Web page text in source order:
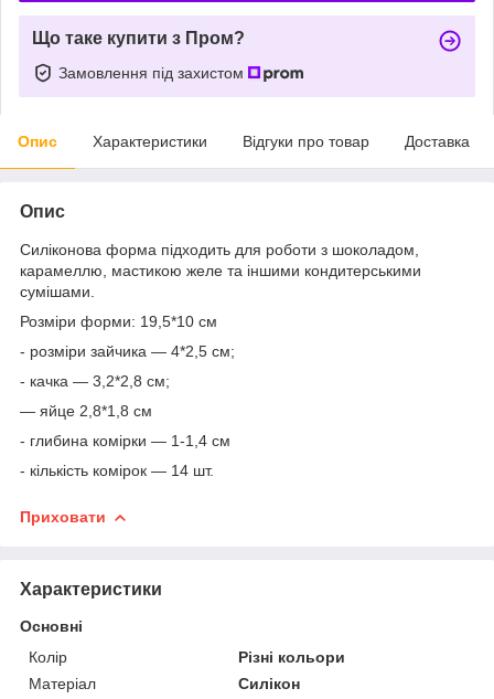
Що таке купити з Пром?
Замовлення під захистом
Опис Характеристики Відгуки про товар Доставка
Опис
Силіконова форма підходить для роботи з шоколадом,
карамеллю, мастикою желе та іншими кондитерськими
сумішами.
Розміри форми: 19,5*10 см
- розміри зайчика — 4*2,5 см;
- качка — 3,2*2,8 см;
— яйце 2,8*1,8 см
- глибина комірки — 1-1,4 см
- кількість комірок — 14 шт.
Приховати
Характеристики
Основні
Колір
Різні кольори
Матеріал
Силікон